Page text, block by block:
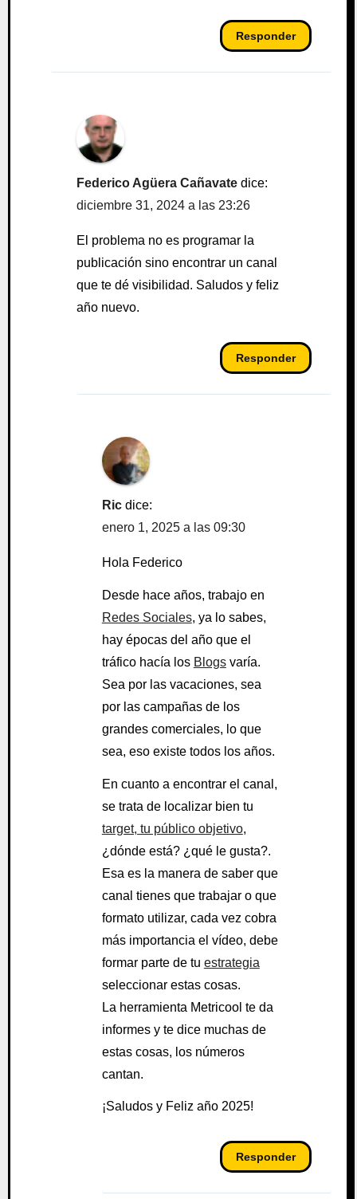
Responder
Federico Agüera Cañavate dice:
diciembre 31, 2024 a las 23:26
El problema no es programar la
publicación sino encontrar un canal
que te dé visibilidad. Saludos y feliz
año nuevo.
Responder
Ric dice:
enero 1, 2025 a las 09:30
Hola Federico
Desde hace años, trabajo en
Redes Sociales, ya lo sabes,
hay épocas del año que el
tráfico hacía los Blogsvaría.
Sea por las vacaciones, sea
por las campañas de los
grandes comerciales, lo que
sea, eso existe todos los años.
En cuanto a encontrar el canal,
se trata de localizar bien tu
target, tu público objetivo,
¿dónde está? ¿qué le gusta?.
Esa es la manera de saber que
canal tienes que trabajar o que
formato utilizar, cada vez cobra
más importancia el vídeo, debe
formar parte de tu estrategia
seleccionar estas cosas.
La herramienta Metricool te da
informes y te dice muchas de
estas cosas, los números
cantan.
¡Saludos y Feliz año 2025!
Responder